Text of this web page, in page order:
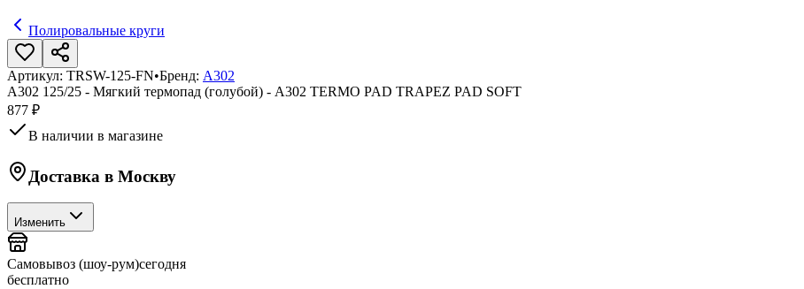
Полировальные круги
Артикул: TRSW-125-FN•Бренд: A302
A302 125/25 - Мягкий термопад (голубой) - А302 TERMO PAD TRAPEZ PAD SOFT
877 ₽
В наличии в магазине
Доставка в Москву
Изменить
Самовывоз (шоу-рум)сегодня
бесплатно